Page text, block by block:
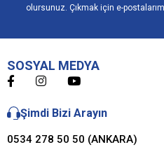
olursunuz. Çıkmak için e-
SOSYAL MEDYA
Şimdi Bizi Arayın
0534 278 50 50 (ANKARA)